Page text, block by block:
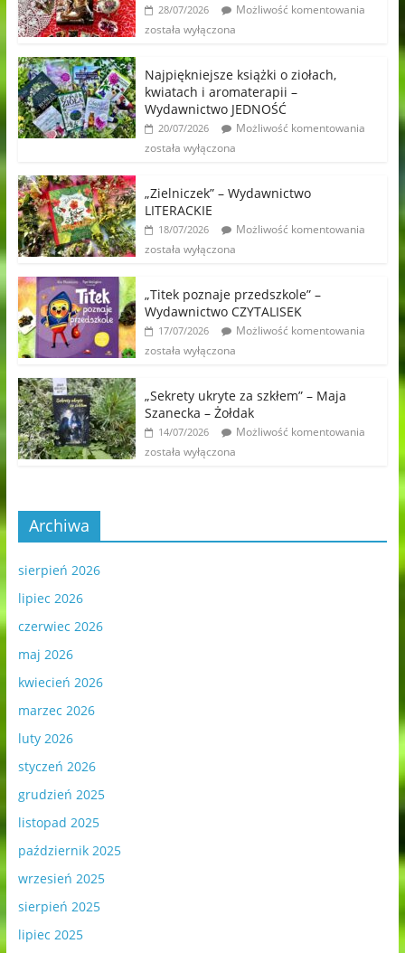
28/07/2026
Możliwość komentowania
została wyłączona
Najpiękniejsze książki o ziołach,
kwiatach i aromaterapii –
Wydawnictwo JEDNOŚĆ
20/07/2026
Możliwość komentowania
została wyłączona
„Zielniczek” – Wydawnictwo
LITERACKIE
18/07/2026
Możliwość komentowania
została wyłączona
„Titek poznaje przedszkole” –
Wydawnictwo CZYTALISEK
17/07/2026
Możliwość komentowania
została wyłączona
„Sekrety ukryte za szkłem” – Maja
Szanecka – Żołdak
14/07/2026
Możliwość komentowania
została wyłączona
Archiwa
sierpień 2026
lipiec 2026
czerwiec 2026
maj 2026
kwiecień 2026
marzec 2026
luty 2026
styczeń 2026
grudzień 2025
listopad 2025
październik 2025
wrzesień 2025
sierpień 2025
lipiec 2025